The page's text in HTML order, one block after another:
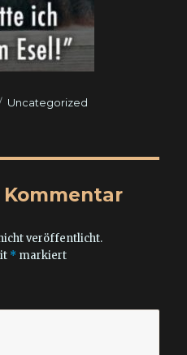
Kategorien
Uncategorized
Kommentar
veröffentlicht.
* markiert